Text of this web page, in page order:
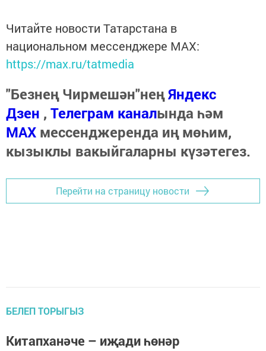
Читайте новости Татарстана в
национальном мессенджере MАХ:
https://max.ru/tatmedia
"Безнең Чирмешән"неңЯндекс
Дзен , Телеграм каналында һәм
МАХ мессенджеренда иң мөһим,
кызыклы вакыйгаларны күзәтегез.
Перейти на страницу новости
БЕЛЕП ТОРЫГЫЗ
Китапханәче – иҗади һөнәр